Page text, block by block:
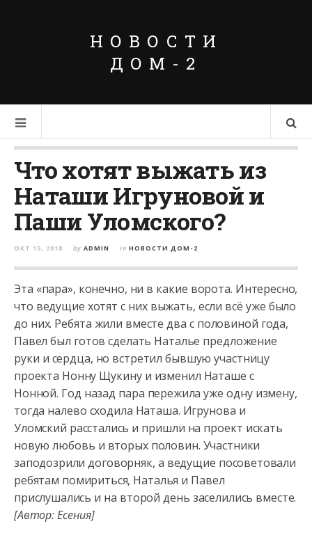
НОВОСТИ
ДОМ-2
Что хотят выжать из
Наташи Игруновой и
Паши Уломского?
ОКТ 15, 2018 by ADMIN in НОВОСТИ ДОМ-2
Эта «пара», конечно, ни в какие ворота. Интересно,
что ведущие хотят с них выжать, если всё уже было
до них. Ребята жили вместе два с половиной года,
Павел был готов сделать Наталье предложение
руки и сердца, но встретил бывшую участницу
проекта Нонну Щукину и изменил Наташе с
Нонной. Год назад пара пережила уже одну измену,
тогда налево сходила Наташа. Игрунова и
Уломский расстались и пришли на проект искать
новую любовь и вторых половин. Участники
заподозрили договорняк, а ведущие посоветовали
ребятам помириться, Наталья и Павел
прислушались и на второй день заселились вместе.
[Автор: Есения]